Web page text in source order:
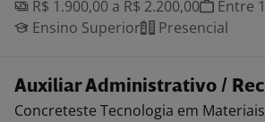
R$ 1.900,00 a R$ 2.200,00
Entre
Ensino Superior
Presencial
Auxiliar Administrativo /
Concreteste Tecnologia em Materiais